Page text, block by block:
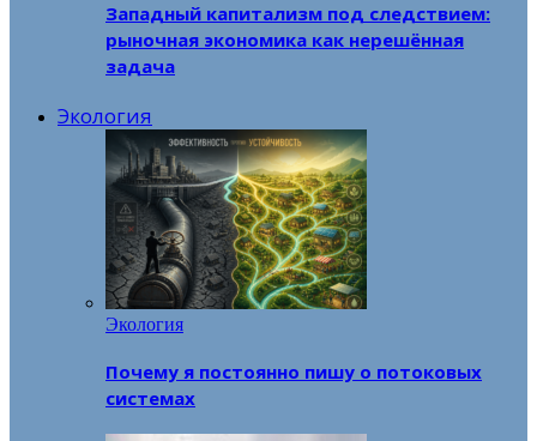
Западный капитализм под следствием:
рыночная экономика как нерешённая
задача
Экология
Экология
Почему я постоянно пишу о потоковых
системах